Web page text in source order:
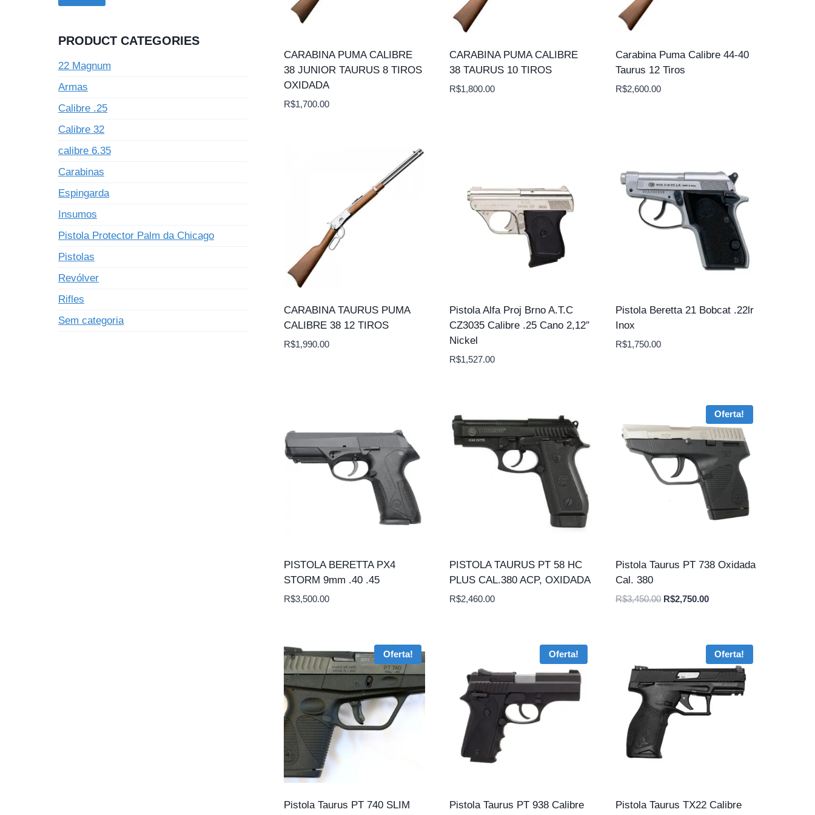
CARABINA PUMA CALIBRE
38 JUNIOR TAURUS 8 TIROS
OXIDADA
R$1,700.00
CARABINA PUMA CALIBRE
38 TAURUS 10 TIROS
R$1,800.00
Carabina Puma Calibre 44-40
Taurus 12 Tiros
R$2,600.00
CARABINA TAURUS PUMA
CALIBRE 38 12 TIROS
R$1,990.00
Pistola Alfa Proj Brno A.T.C
CZ3035 Calibre .25 Cano 2,12″
Nickel
R$1,527.00
Pistola Beretta 21 Bobcat .22lr
Inox
R$1,750.00
PISTOLA BERETTA PX4
STORM 9mm .40 .45
R$3,500.00
PISTOLA TAURUS PT 58 HC
PLUS CAL.380 ACP, OXIDADA
R$2,460.00
Oferta!
Pistola Taurus PT 738 Oxidada
Cal. 380
R$3,450.00 O
R$2,750.00O
R$2,750.00.
Oferta!
Pistola Taurus PT 740 SLIM
Oferta!
Pistola Taurus PT 938 Calibre
Oferta!
Pistola Taurus TX22 Calibre
PRODUCT CATEGORIES
22 Magnum
Armas
Calibre .25
Calibre 32
calibre 6.35
Carabinas
Espingarda
Insumos
Pistola Protector Palm da Chicago
Pistolas
Revólver
Rifles
Sem categoria